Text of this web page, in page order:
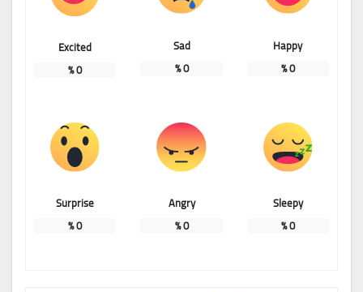
Happy
0
%
Sad
0
%
Excited
0
%
Sleepy
0
%
Angry
0
%
Surprise
0
%